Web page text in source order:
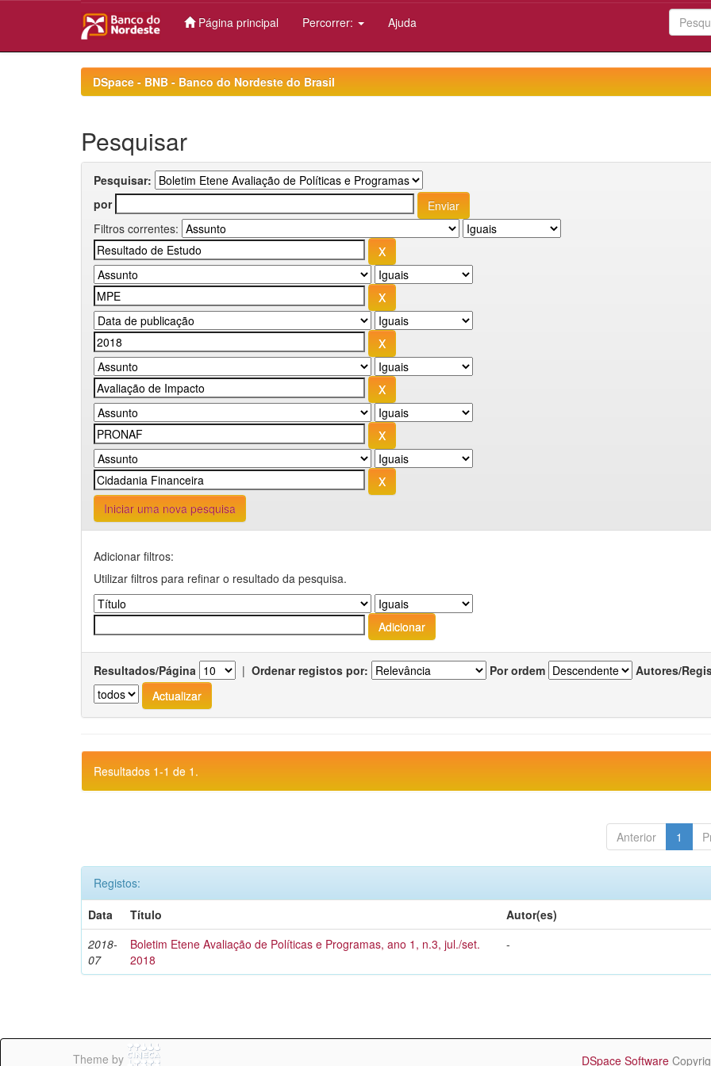
Página principal Percorrer: Ajuda
DSpace - BNB - Banco do Nordeste do Brasil
Pesquisar
Pesquisar:
por
Filtros correntes:
Iniciar uma nova pesquisa
Adicionar filtros:
Utilizar filtros para refinar o resultado da pesquisa.
Resultados/Página | Ordenar registos por: Por ordem Autores/
Resultados 1-1 de 1.
Anterior 1
Registos:
Data
Título
Autor(es)
2018-
07
Boletim Etene Avaliação de Políticas e Programas, ano 1, n.3, jul./set.
2018
-
Theme by DSpace Software